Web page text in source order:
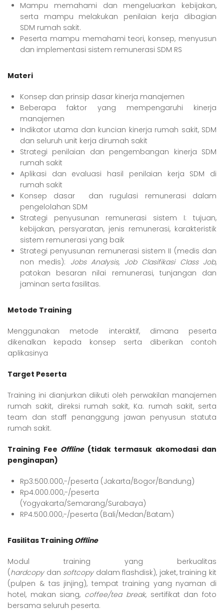
Mampu memahami dan mengeluarkan kebijakan,
serta mampu melakukan penilaian kerja dibagian
SDM rumah sakit.
Peserta mampu memahami teori, konsep, menyusun
dan implementasi sistem remunerasi SDM RS
Materi
Konsep dan prinsip dasar kinerja manajemen
Beberapa faktor yang mempengaruhi kinerja
manajemen
Indikator utama dan kuncian kinerja rumah sakit, SDM
dan seluruh unit kerja dirumah sakit
Strategi penilaian dan pengembangan kinerja SDM
rumah sakit
Aplikasi dan evaluasi hasil penilaian kerja SDM di
rumah sakit
Konsep dasar dan rugulasi remunerasi dalam
pengelolahan SDM
Strategi penyusunan remunerasi sistem I: tujuan,
kebijakan, persyaratan, jenis remunerasi, karakteristik
sistem remunerasi yang baik
Strategi penyusunan remunerasi sistem II (medis dan
non medis): Jobs Analysis, Job Clasifikasi Class Job,
patokan besaran nilai remunerasi, tunjangan dan
jaminan serta fasilitas.
Metode Training
Menggunakan metode interaktif, dimana peserta
dikenalkan kepada konsep serta diberikan contoh
aplikasinya
Target Peserta
Training ini dianjurkan diikuti oleh perwakilan manajemen
rumah sakit, direksi rumah sakit, Ka. rumah sakit, serta
team dan staff penanggung jawan penyusun statuta
rumah sakit.
Training Fee Offline (tidak termasuk akomodasi dan
penginapan)
Rp3.500.000,-/peserta (Jakarta/Bogor/Bandung)
Rp4.000.000,-/peserta
(Yogyakarta/Semarang/Surabaya)
RP4.500.000,-/peserta (Bali/Medan/Batam)
Fasilitas Training Offline
Modul training yang berkualitas
(hardcopydan softcopy dalam flashdisk), jaket, training kit
(pulpen & tas jinjing), tempat training yang nyaman di
hotel, makan siang, coffee/tea break, sertifikat dan foto
bersama seluruh peserta.